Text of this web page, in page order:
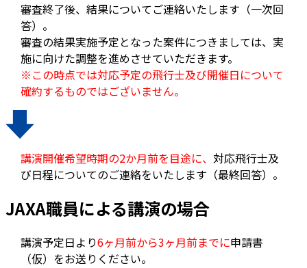
審査終了後、結果についてご連絡いたします（一次回
答）。
審査の結果実施予定となった案件につきましては、実
施に向けた調整を進めさせていただきます。
※この時点では対応予定の飛行士及び開催日について
確約するものではございません。
講演開催希望時期の2か月前を目途に、 対応飛行士及
び日程についてのご連絡をいたします（最終回答）。
JAXA職員による講演の場合
講演予定日より6ヶ月前から3ヶ月前までに申請書
（仮）をお送りください。